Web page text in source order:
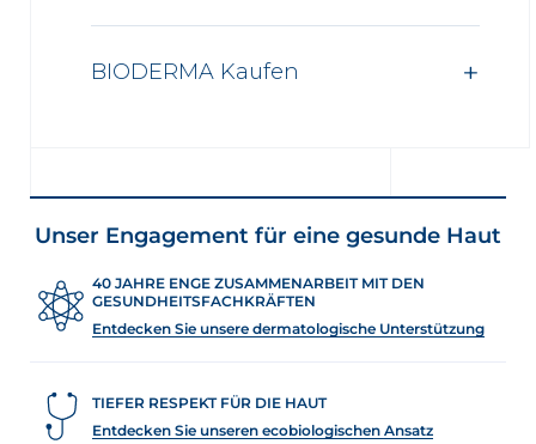
BIODERMA Kaufen
Unser Engagement für eine gesunde Haut
40 JAHRE ENGE ZUSAMMENARBEIT MIT DEN
GESUNDHEITSFACHKRÄFTEN
Entdecken Sie unsere dermatologische Unterstützung
TIEFER RESPEKT FÜR DIE HAUT
Entdecken Sie unseren ecobiologischen Ansatz